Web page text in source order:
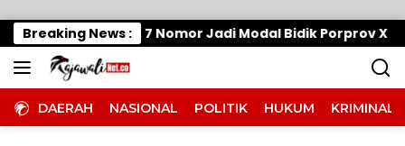
Breaking News :
Mesin, 7 Nomor Jadi Modal Bidik Porprov X
DAERAH NASIONAL POLITIK HUKUM KRIMINAL